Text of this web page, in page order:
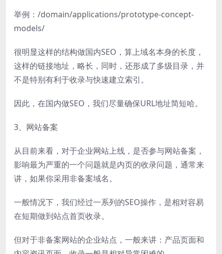
举例：/domain/applications/prototype-concept-
models/
很明显这样的结构做国内SEO，算上域名本身的长度，
这样的链接地址，略长，同时，还形成了多级目录，并
不是特别有利于收录与快速建立索引。
因此，在国内做SEO，我们尽量确保URL地址简短哈。
3、网站备案
从目前来看，对于企业网站上线，是否参与网站备案，
影响最为严重的一个问题就是内页的收录问题，通常来
讲，如果你采用非备案域名。
一般情况下，我们经过一系列的SEO操作，是相对容易
在短期做到站点首页收录。
但对于非备案网站的企业站点，一般来讲：产品页面和